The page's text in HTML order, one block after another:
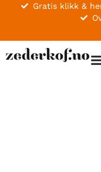
Gratis klikk &